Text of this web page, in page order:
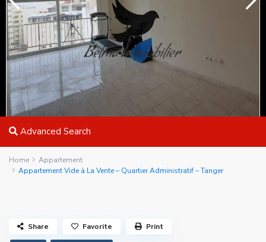
Advanced Search
Home
Appartement
Appartement Vide à La Vente – Quartier Administratif – Tanger
Share Favorite Print